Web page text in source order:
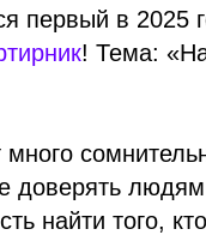
первый в 2025
! Тема:
доверять
найти того,